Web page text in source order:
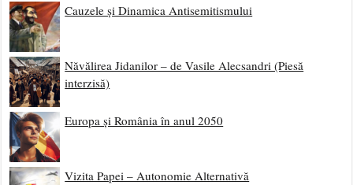
Cauzele și Dinamica Antisemitismului
Năvălirea Jidanilor – de Vasile Alecsandri (Piesă
interzisă)
Europa și România în anul 2050
Vizita Papei – Autonomie Alternativă